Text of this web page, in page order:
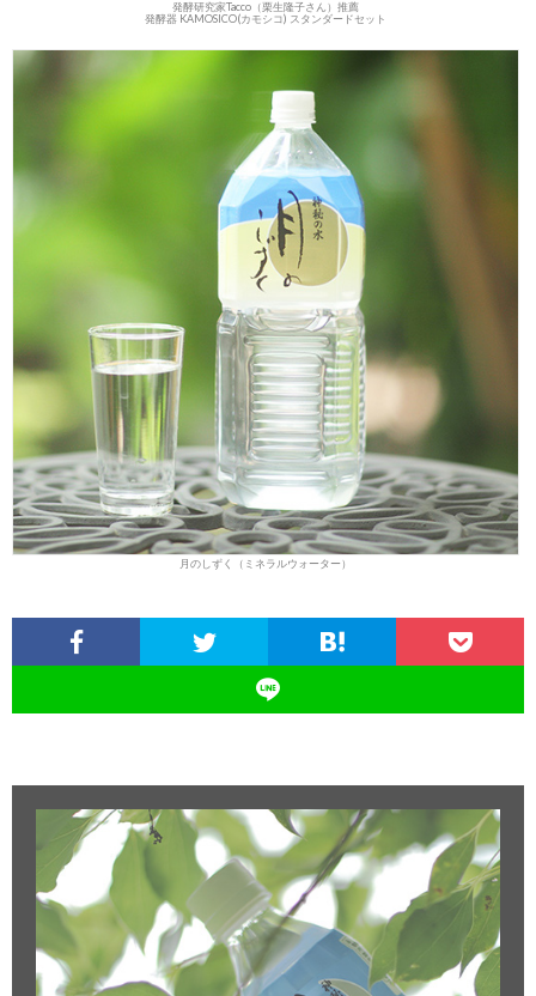
発酵研究家Tacco（栗生隆子さん）推薦
発酵器 KAMOSICO(カモシコ) スタンダードセット
月のしずく（ミネラルウォーター）